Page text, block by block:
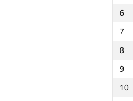
6
7
8
9
10